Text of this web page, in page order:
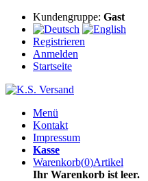
Kundengruppe: Gast
Registrieren
Anmelden
Startseite
Menü
Kontakt
Impressum
Kasse
Warenkorb(0)Artikel
Ihr Warenkorb ist leer.